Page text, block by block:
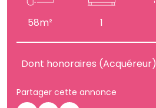
58m² 1
Dont honoraires (Acquéreur)
Partager cette annonce